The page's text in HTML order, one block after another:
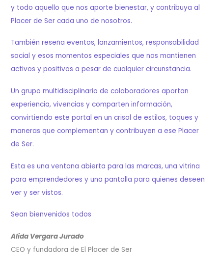
y todo aquello que nos aporte bienestar, y contribuya al
Placer de Ser cada uno de nosotros.
También reseña eventos, lanzamientos, responsabilidad
social y esos momentos especiales que nos mantienen
activos y positivos a pesar de cualquier circunstancia.
Un grupo multidisciplinario de colaboradores aportan
experiencia, vivencias y comparten información,
convirtiendo este portal en un crisol de estilos, toques y
maneras que complementan y contribuyen a ese Placer
de Ser.
Esta es una ventana abierta para las marcas, una vitrina
para emprendedores y una pantalla para quienes deseen
ver y ser vistos.
Sean bienvenidos todos
Alida Vergara Jurado
CEO y fundadora de El Placer de Ser